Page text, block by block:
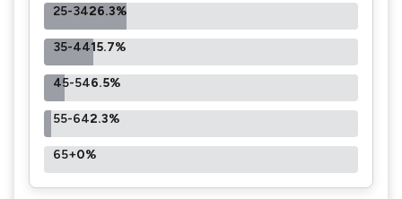
25-3426.3%
35-4415.7%
45-546.5%
55-642.3%
65+0%